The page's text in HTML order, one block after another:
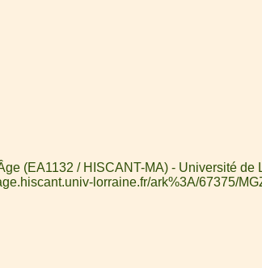
(EA1132 / HISCANT-MA) - Université de
lorraine.fr/ark%3A/67375/